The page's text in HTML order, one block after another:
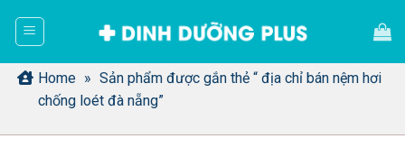
dung Home » Sản phẩm được gắn thẻ “ địa chỉ bán nệm hơi
chống loét đà nẵng”